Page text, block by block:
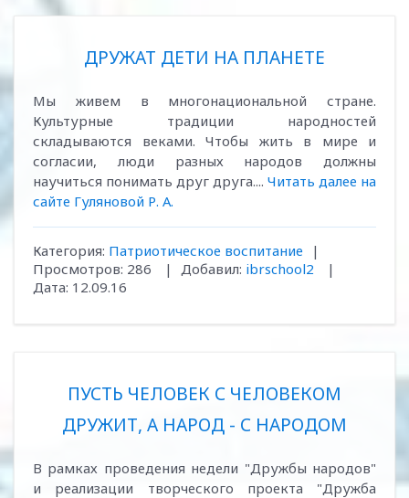
ДРУЖАТ ДЕТИ НА ПЛАНЕТЕ
Мы живем в многонациональной стране.
Культурные традиции народностей
складываются веками. Чтобы жить в мире и
согласии, люди разных народов должны
научиться понимать друг друга.... Читать далее на
сайте Гуляновой Р. А.
Категория: Патриотическое воспитание
|
Просмотров: 286 | Добавил: ibrschool2
|
Дата: 12.09.16
ПУСТЬ ЧЕЛОВЕК С ЧЕЛОВЕКОМ
ДРУЖИТ, А НАРОД - С НАРОДОМ
В рамках проведения недели "Дружбы народов"
и реализации творческого проекта "Дружба